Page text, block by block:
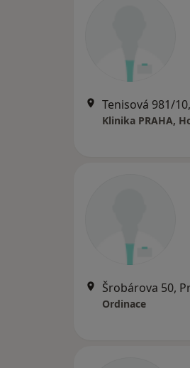
Tenisová 981/
Klinika PRAHA,
Šrobárova 50,
Ordinace